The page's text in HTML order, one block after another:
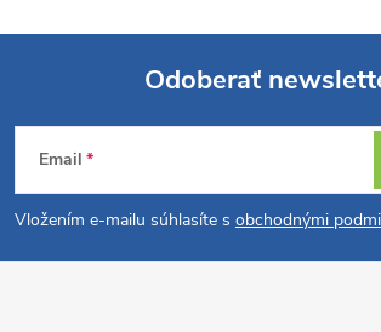
Z
á
p
Odoberať
Email
Vložením e-mailu súhlasíte s obchodnými